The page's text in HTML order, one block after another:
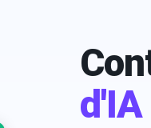
d'IA